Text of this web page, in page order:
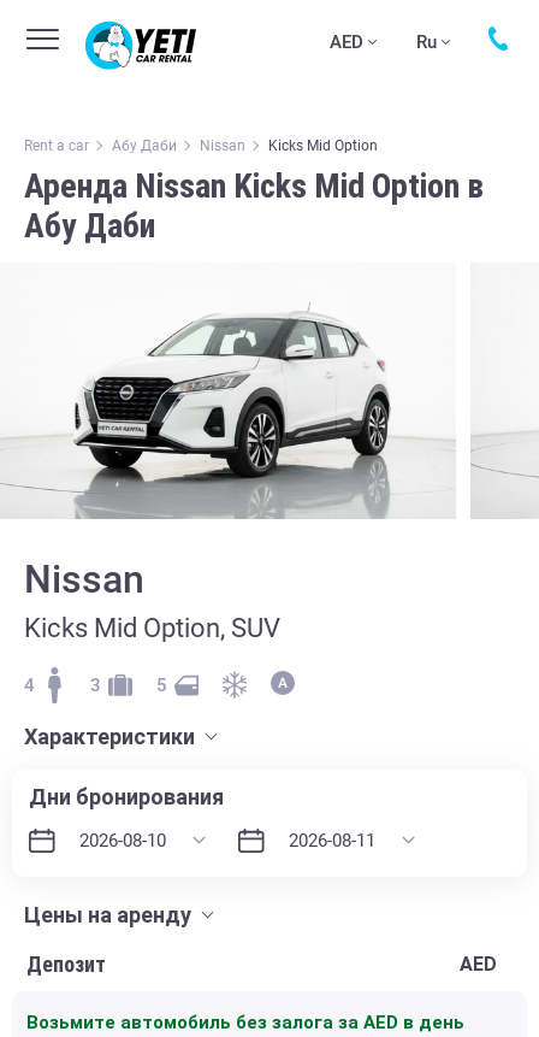
AED Ru
Rent a car Абу Даби Nissan Kicks Mid Option
Аренда Nissan Kicks Mid Option в
Абу Даби
Nissan
Kicks Mid Option, SUV
4 3 5
Характеристики
Дни бронирования
Цены на аренду
Депозит
AED
Возьмите автомобиль без залога за AED в день